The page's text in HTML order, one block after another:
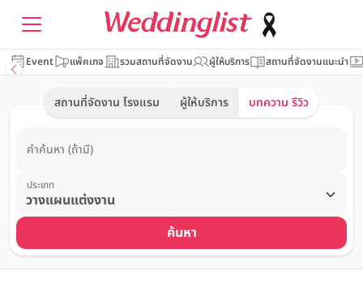
Event แพ็คเกจ รวมสถานที่จัดงาน ผู้ให้บริการ สถานที่จัดงานแนะนำ
สถานที่จัดงาน โรงแรม ผู้ให้บริการ บทความ รีวิว
คำค้นหา (ถ้ามี)
ประเภท
ค้นหา